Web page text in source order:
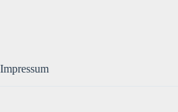
Impressum